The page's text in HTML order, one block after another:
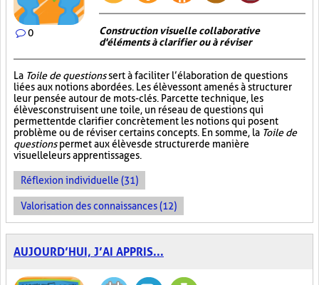
0
Construction visuelle collaborative
d'éléments à clarifier ou à réviser
La Toile de questionssert à faciliter l’élaboration de questions
liées aux notions abordées. Les élèves sont amenés à structurer
leur pensée autour de mots-clés. Par cette technique, les
élèves construisent une toile, un réseau de questions qui
permettent de clarifier concrètement les notions qui posent
problème ou de réviser certains concepts. En somme, la Toile de
questionspermet aux élèves de structurer de manière
visuelle leurs apprentissages.
Réflexion individuelle (31)
Valorisation des connaissances (12)
AUJOURD’HUI, J’AI APPRIS...